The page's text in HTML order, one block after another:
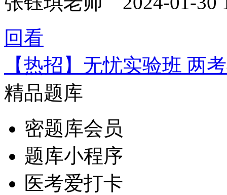
回看
【热招】无忧实验班 两
精品题库
密题库会员
题库小程序
医考爱打卡